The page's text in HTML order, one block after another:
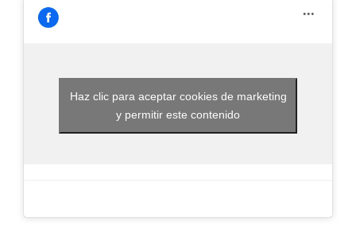
Haz clic para aceptar cookies de marketing
y permitir este contenido